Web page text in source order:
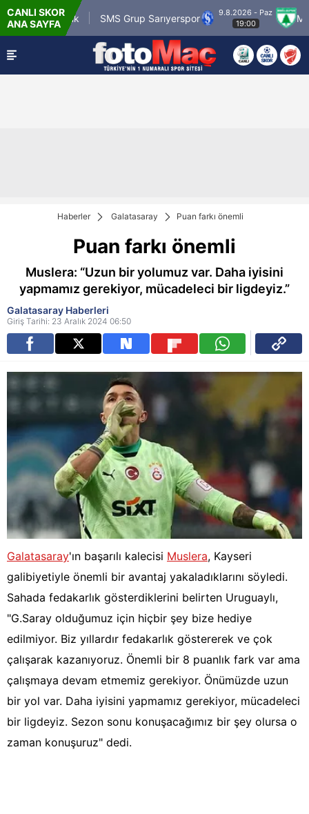
CANLI SKOR
ANA SAYFA
Karagümrük SMS Grup Sarıyerspor
9.8.2026 - Paz
Haberler Galatasaray Puan farkı önemli
Puan farkı önemli
Muslera: “Uzun bir yolumuz var. Daha iyisini
yapmamız gerekiyor, mücadeleci bir ligdeyiz.”
Galatasaray Haberleri
Giriş Tarihi: 23 Aralık 2024 06:50
Galatasaray'ın başarılı kalecisi Muslera, Kayseri
galibiyetiyle önemli bir avantaj yakaladıklarını söyledi.
Sahada fedakarlık gösterdiklerini belirten Uruguaylı,
"G.Saray olduğumuz için hiçbir şey bize hediye
edilmiyor. Biz yıllardır fedakarlık göstererek ve çok
çalışarak kazanıyoruz. Önemli bir 8 puanlık fark var ama
çalışmaya devam etmemiz gerekiyor. Önümüzde uzun
bir yol var. Daha iyisini yapmamız gerekiyor, mücadeleci
bir ligdeyiz. Sezon sonu konuşacağımız bir şey olursa o
zaman konuşuruz" dedi.